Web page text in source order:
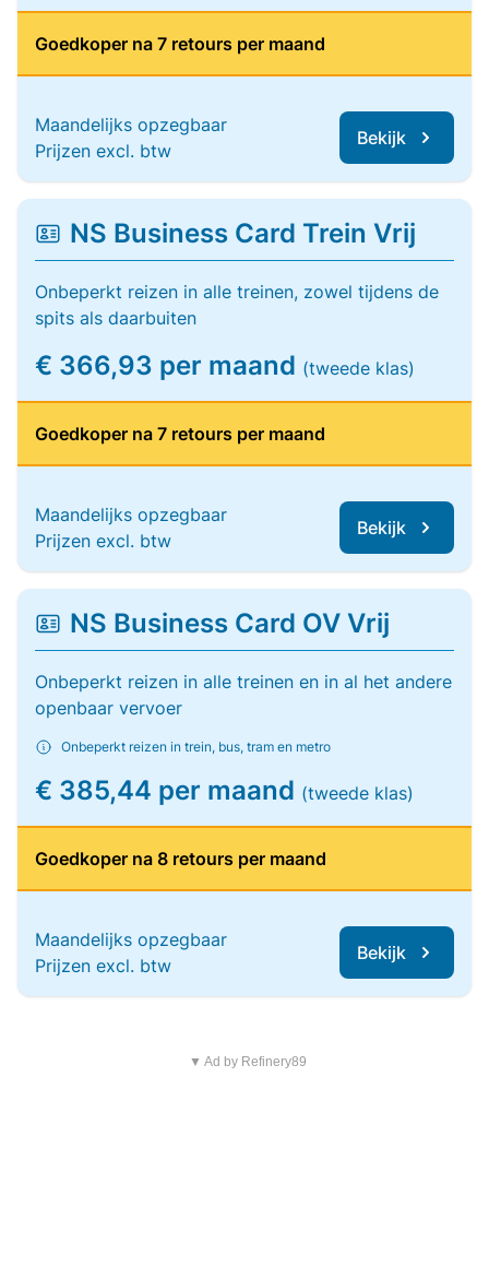
Goedkoper na 7 retours per maand
Maandelijks opzegbaar
Prijzen excl. btw
Bekijk
NS Business Card Trein Vrij
Onbeperkt reizen in alle treinen, zowel tijdens de
spits als daarbuiten
€ 366,93 per maand (tweede klas)
Goedkoper na 7 retours per maand
Maandelijks opzegbaar
Prijzen excl. btw
Bekijk
NS Business Card OV Vrij
Onbeperkt reizen in alle treinen en in al het andere
openbaar vervoer
Onbeperkt reizen in trein, bus, tram en metro
€ 385,44 per maand (tweede klas)
Goedkoper na 8 retours per maand
Maandelijks opzegbaar
Prijzen excl. btw
Bekijk
▼ Ad by Refinery89